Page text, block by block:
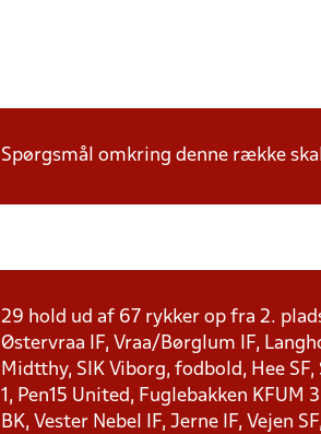
Spørgsmål omkring denne række
29 hold ud af 67 rykker op fra 2.
Østervraa IF, Vraa/Børglum IF,
Midtthy, SIK Viborg, fodbold, Hee
1, Pen15 United, Fuglebakken KFUM
BK, Vester Nebel IF, Jerne IF, Vejen